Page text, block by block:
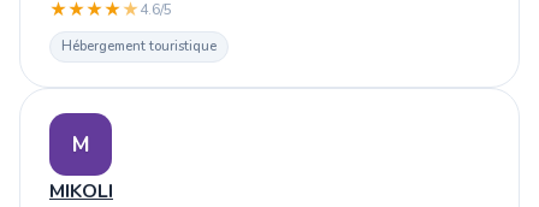
★★★★★4.6/5
Hébergement touristique
M
MIKOLI